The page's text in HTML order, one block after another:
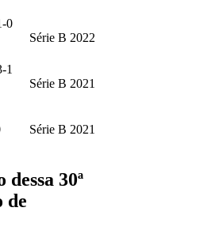
0
Série B 2022
1
Série B 2021
Série B 2021
30ª
de